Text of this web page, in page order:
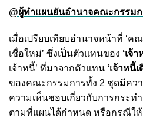
@ผู้ทำแผนยันอำนาจคณะกรรม
เมื่อเปรียบเทียบอำนาจหน้าที่ ‘
เชื่อใหม่’ ซึ่งเป็นตัวแทนของ ‘เจ้
เจ้าหนี้’ ที่มาจากตัวแทน ‘เจ้าหนี้เ
ของคณะกรรมการทั้ง 2 ชุดมีควา
ความเห็นชอบเกี่ยวกับการกระท
ตามที่แผนได้กำหนด หรือกรณีใ